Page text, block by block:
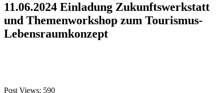
11.06.2024 Einladung Zukunftswerkstatt
und Themenworkshop zum Tourismus-
Lebensraumkonzept
Post Views: 590